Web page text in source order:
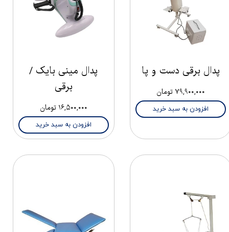
پدال برقی دست و پا
۷۹,۹۰۰,۰۰۰ تومان
افزودن به سبد خرید
پدال مینی بایک /
برقی
۱۶,۵۰۰,۰۰۰ تومان
افزودن به سبد خرید